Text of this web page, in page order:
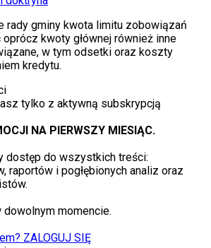
rady gminy kwota limitu zobowiązań
kwoty głównej również inne
w tym odsetki oraz koszty
kredytu.
tylko z aktywną subskrypcją
NA PIERWSZY MIESIĄC.
dostęp do wszystkich treści:
raportów i pogłębionych analiz oraz
momencie.
ZALOGUJ SIĘ